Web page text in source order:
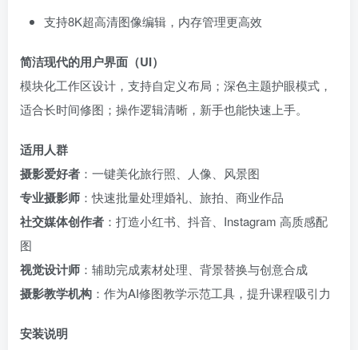
支持8K超高清图像编辑，内存管理更高效
简洁现代的用户界面（UI）
模块化工作区设计，支持自定义布局；深色主题护眼模式，
适合长时间修图；操作逻辑清晰，新手也能快速上手。
适用人群
摄影爱好者 ：一键美化旅行照、人像、风景图
专业摄影师 ：快速批量处理婚礼、旅拍、商业作品
社交媒体创作者 ：打造小红书、抖音、Instagram 高质感配
图
视觉设计师 ：辅助完成素材处理、背景替换与创意合成
摄影教学机构 ：作为AI修图教学示范工具，提升课程吸引力
安装说明